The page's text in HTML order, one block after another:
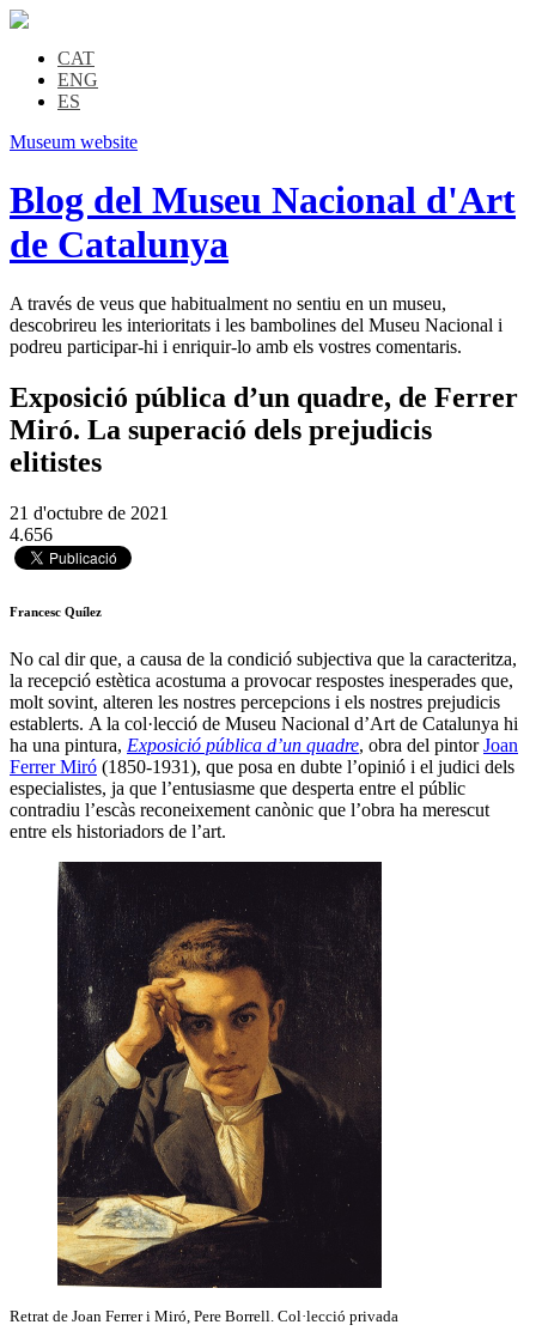
CAT
ENG
ES
Museum website
Blog del Museu Nacional d'Art
de Catalunya
A través de veus que habitualment no sentiu en un museu,
descobrireu les interioritats i les bambolines del Museu Nacional i
podreu participar-hi i enriquir-lo amb els vostres comentaris.
Exposició pública d’un quadre, de Ferrer
Miró. La superació dels prejudicis
elitistes
21 d'octubre de 2021
4.656
Francesc Quílez
No cal dir que, a causa de la condició subjectiva que la caracteritza,
la recepció estètica acostuma a provocar respostes inesperades que,
molt sovint, alteren les nostres percepcions i els nostres prejudicis
establerts. A la col·lecció de Museu Nacional d’Art de Catalunya hi
ha una pintura, Exposició pública d’un quadre, obra del pintorJoan
Ferrer Miró (1850-1931), que posa en dubte l’opinió i el judici dels
especialistes, ja que l’entusiasme que desperta entre el públic
contradiu l’escàs reconeixement canònic que l’obra ha merescut
entre els historiadors de l’art.
Retrat de Joan Ferrer i Miró, Pere Borrell. Col·lecció privada